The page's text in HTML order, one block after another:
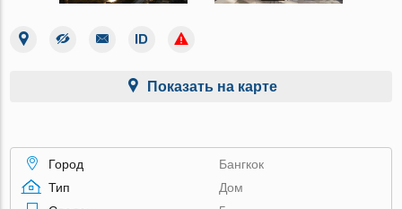
Показать на карте
Город
Бангкок
Тип
Дом